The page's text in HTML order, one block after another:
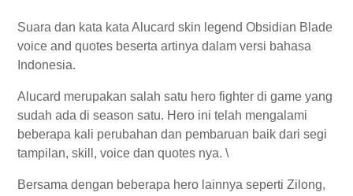
Suara dan kata kata Alucard skin legend Obsidian Blade
voice and quotes beserta artinya dalam versi bahasa
Indonesia.
Alucard merupakan salah satu hero fighter di game yang
sudah ada di season satu. Hero ini telah mengalami
beberapa kali perubahan dan pembaruan baik dari segi
tampilan, skill, voice dan quotes nya. \
Bersama dengan beberapa hero lainnya seperti Zilong,